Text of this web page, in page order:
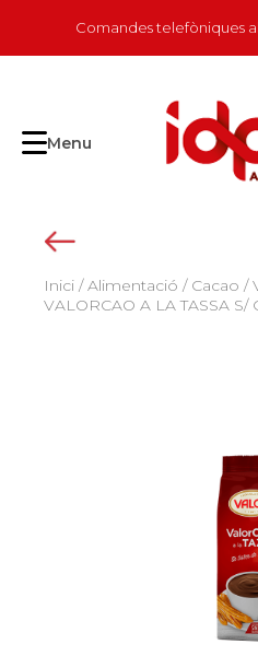
content
Comandes telefòniques
Menu
Inici /Alimentació / Cacao /
VALORCAO A LA TASSA S/